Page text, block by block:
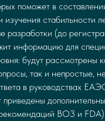
поможет в
изучения стабильности
разработки (до
информацию для
будут рассмотрены
так и непростые,
в руководствах
приведены
ВОЗ и